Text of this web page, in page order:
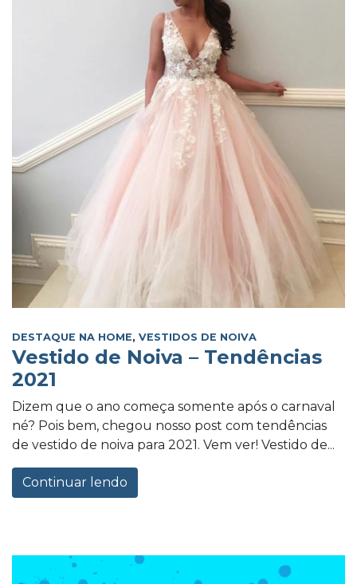
DESTAQUE NA HOME, VESTIDOS DE NOIVA
Vestido de Noiva – Tendências
2021
Dizem que o ano começa somente após o carnaval
né? Pois bem, chegou nosso post com tendências
de vestido de noiva para 2021. Vem ver! Vestido de...
Continuar lendo